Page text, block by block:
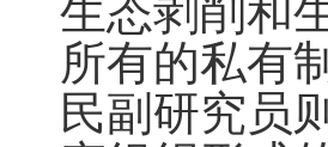
所有的私有
民副研究员